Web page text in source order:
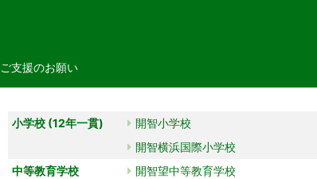
ご支援のお願い
小学校 (12年一貫) 開智小学校
開智横浜国際小学校
中等教育学校
開智望中等教育学校